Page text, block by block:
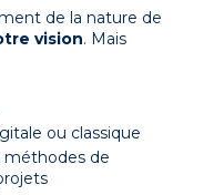
de la nature de
vision. Mais
ou classique
méthodes de